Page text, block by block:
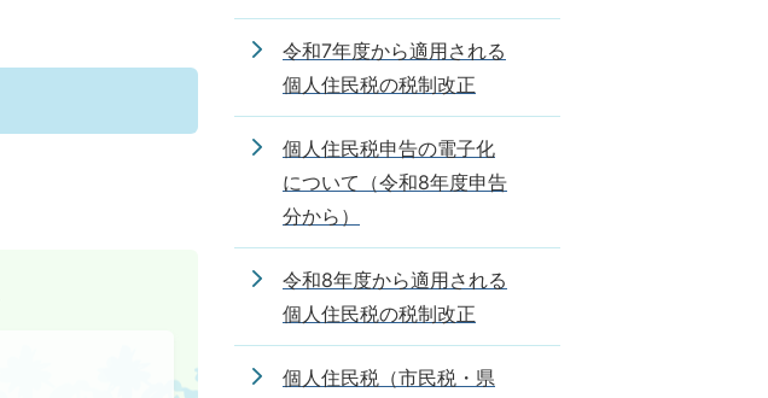
令和7年度から適用される
個人住民税の税制改正
個人住民税申告の電子化
について（令和8年度申告
分から）
令和8年度から適用される
個人住民税の税制改正
個人住民税（市民税・県